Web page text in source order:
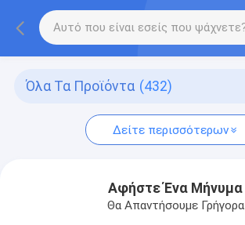
Όλα Τα Προϊόντα (432)
Δείτε περισσότερων
Αφήστε Ένα Μήνυμα
Θα Απαντήσουμε Γρήγορα